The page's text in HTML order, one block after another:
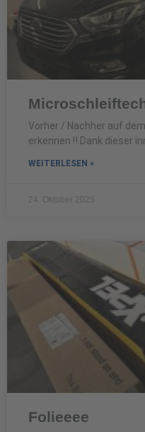
Vorher / Nachher auf
erkennen ‼️ Dank dieser
WEITERLESEN »
24. Oktober 2025
Folieeee